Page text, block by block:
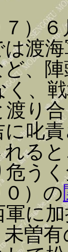
）
は渡
、
、
渡り
叱
る
う
）の
に
曽